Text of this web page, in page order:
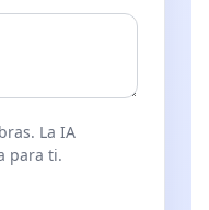
La IA
para ti.